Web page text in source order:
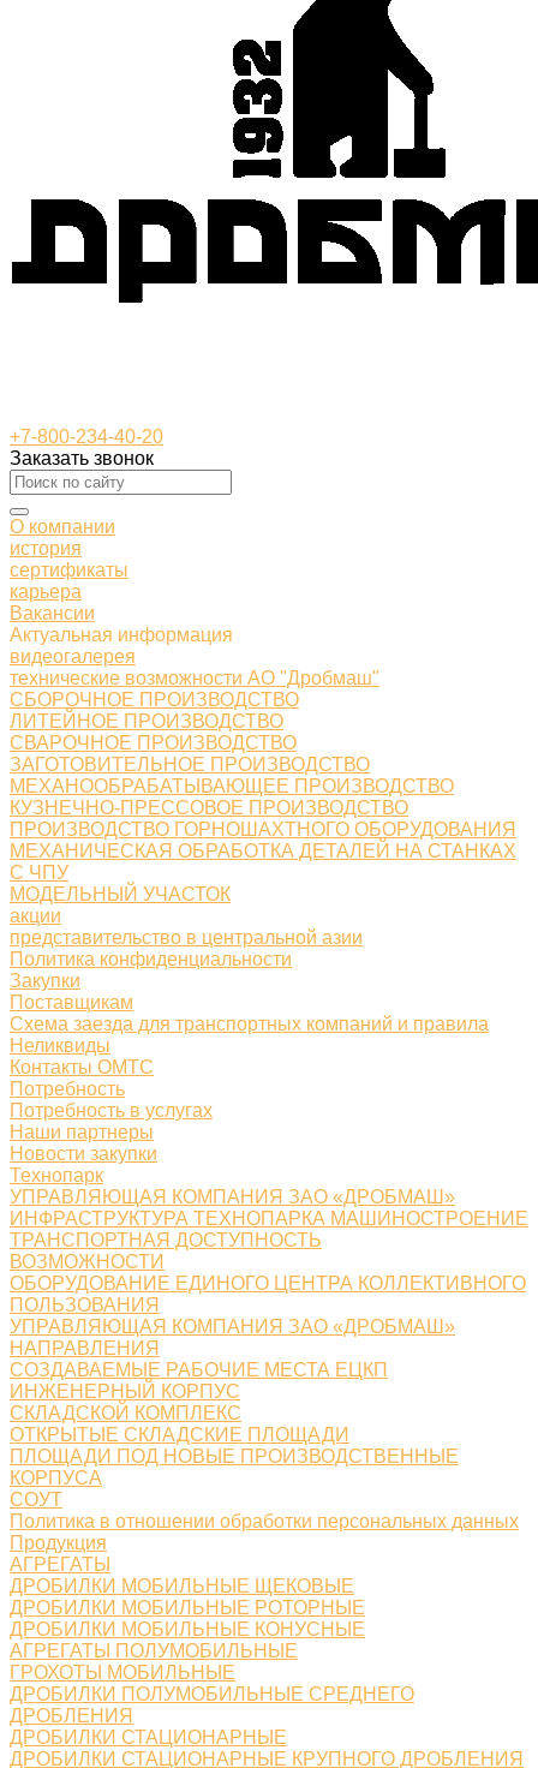
+7-800-234-40-20
Заказать звонок
О компании
история
сертификаты
карьера
Вакансии
Актуальная информация
видеогалерея
технические возможности АО "Дробмаш"
СБОРОЧНОЕ ПРОИЗВОДСТВО
ЛИТЕЙНОЕ ПРОИЗВОДСТВО
СВАРОЧНОЕ ПРОИЗВОДСТВО
ЗАГОТОВИТЕЛЬНОЕ ПРОИЗВОДСТВО
МЕХАНООБРАБАТЫВАЮЩЕЕ ПРОИЗВОДСТВО
КУЗНЕЧНО-ПРЕССОВОЕ ПРОИЗВОДСТВО
ПРОИЗВОДСТВО ГОРНОШАХТНОГО ОБОРУДОВАНИЯ
МЕХАНИЧЕСКАЯ ОБРАБОТКА ДЕТАЛЕЙ НА СТАНКАХ
С ЧПУ
МОДЕЛЬНЫЙ УЧАСТОК
акции
представительство в центральной азии
Политика конфиденциальности
Закупки
Поставщикам
Схема заезда для транспортных компаний и правила
Неликвиды
Контакты ОМТС
Потребность
Потребность в услугах
Наши партнеры
Новости закупки
Технопарк
УПРАВЛЯЮЩАЯ КОМПАНИЯ ЗАО «ДРОБМАШ»
ИНФРАСТРУКТУРА ТЕХНОПАРКА МАШИНОСТРОЕНИЕ
ТРАНСПОРТНАЯ ДОСТУПНОСТЬ
ВОЗМОЖНОСТИ
ОБОРУДОВАНИЕ ЕДИНОГО ЦЕНТРА КОЛЛЕКТИВНОГО
ПОЛЬЗОВАНИЯ
УПРАВЛЯЮЩАЯ КОМПАНИЯ ЗАО «ДРОБМАШ»
НАПРАВЛЕНИЯ
СОЗДАВАЕМЫЕ РАБОЧИЕ МЕСТА ЕЦКП
ИНЖЕНЕРНЫЙ КОРПУС
СКЛАДСКОЙ КОМПЛЕКС
ОТКРЫТЫЕ СКЛАДСКИЕ ПЛОЩАДИ
ПЛОЩАДИ ПОД НОВЫЕ ПРОИЗВОДСТВЕННЫЕ
КОРПУСА
СОУТ
Политика в отношении обработки персональных данных
Продукция
АГРЕГАТЫ
ДРОБИЛКИ МОБИЛЬНЫЕ ЩЕКОВЫЕ
ДРОБИЛКИ МОБИЛЬНЫЕ РОТОРНЫЕ
ДРОБИЛКИ МОБИЛЬНЫЕ КОНУСНЫЕ
АГРЕГАТЫ ПОЛУМОБИЛЬНЫЕ
ГРОХОТЫ МОБИЛЬНЫЕ
ДРОБИЛКИ ПОЛУМОБИЛЬНЫЕ СРЕДНЕГО
ДРОБЛЕНИЯ
ДРОБИЛКИ СТАЦИОНАРНЫЕ
ДРОБИЛКИ СТАЦИОНАРНЫЕ КРУПНОГО ДРОБЛЕНИЯ